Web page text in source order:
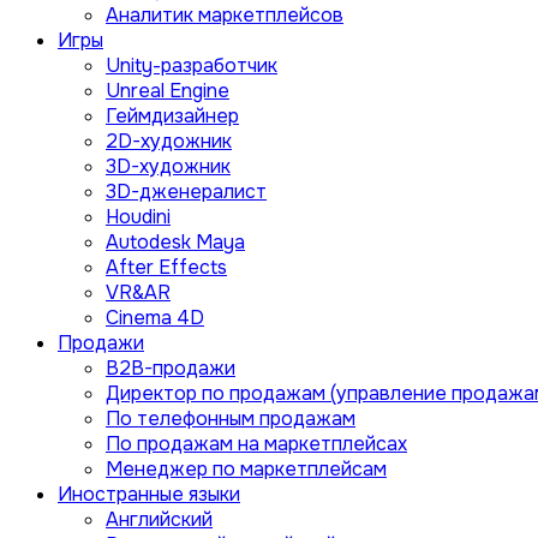
Аналитик маркетплейсов
Игры
Unity-разработчик
Unreal Engine
Геймдизайнер
2D-художник
3D-художник
3D-дженералист
Houdini
Autodesk Maya
After Effects
VR&AR
Cinema 4D
Продажи
B2B-продажи
Директор по продажам (управление
По телефонным продажам
По продажам на маркетплейсах
Менеджер по маркетплейсам
Иностранные языки
Английский